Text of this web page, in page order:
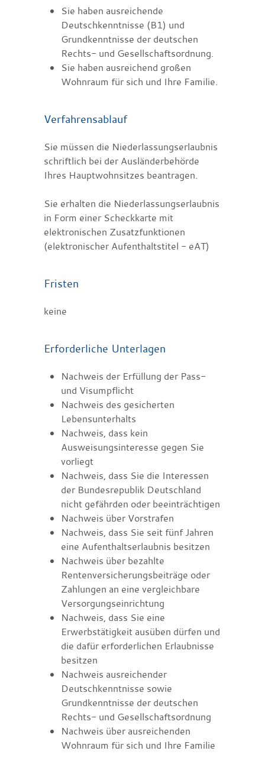
Sie haben ausreichende
Deutschkenntnisse (B1) und
Grundkenntnisse der deutschen
Rechts- und Gesellschaftsordnung.
Sie haben ausreichend großen
Wohnraum für sich und Ihre Familie.
Verfahrensablauf
Sie müssen die Niederlassungserlaubnis
schriftlich bei der Ausländerbehörde
Ihres Hauptwohnsitzes beantragen.
Sie erhalten die Niederlassungserlaubnis
in Form einer Scheckkarte mit
elektronischen Zusatzfunktionen
(elektronischer Aufenthaltstitel - eAT)
Fristen
keine
Erforderliche Unterlagen
Nachweis der Erfüllung der Pass-
und Visumpflicht
Nachweis des gesicherten
Lebensunterhalts
Nachweis, dass kein
Ausweisungsinteresse gegen Sie
vorliegt
Nachweis, dass Sie die Interessen
der Bundesrepublik Deutschland
nicht gefährden oder beeinträchtigen
Nachweis über Vorstrafen
Nachweis, dass Sie seit fünf Jahren
eine Aufenthaltserlaubnis besitzen
Nachweis über bezahlte
Rentenversicherungsbeiträge oder
Zahlungen an eine vergleichbare
Versorgungseinrichtung
Nachweis, dass Sie eine
Erwerbstätigkeit ausüben dürfen und
die dafür erforderlichen Erlaubnisse
besitzen
Nachweis ausreichender
Deutschkenntnisse sowie
Grundkenntnisse der deutschen
Rechts- und Gesellschaftsordnung
Nachweis über ausreichenden
Wohnraum für sich und Ihre Familie